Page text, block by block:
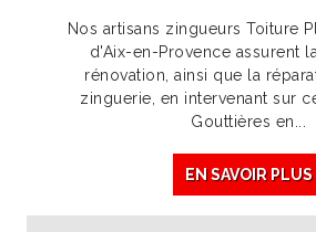
Nos artisans zingueurs Toiture
d'Aix-en-Provence assurent
rénovation, ainsi que la
zinguerie, en intervenant sur
Gouttières en...
EN SAVOIR PLUS